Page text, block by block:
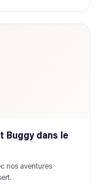
Buggy dans le
nos aventures